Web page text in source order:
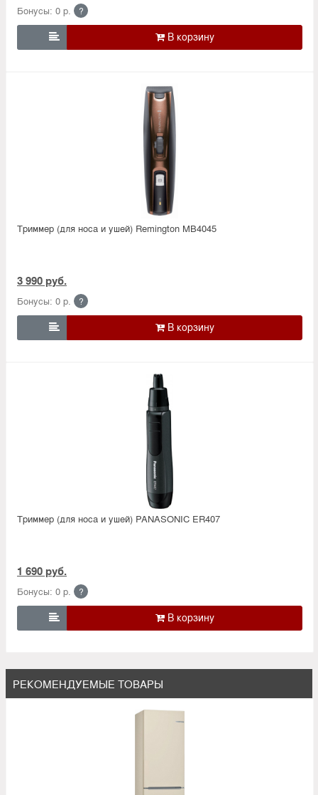
Бонусы: 0 р. ?

Триммер (для носа и ушей) Remington MB4045
3 990 руб.
Бонусы: 0 р. ?

Триммер (для носа и ушей) PANASONIC ER407
1 690 руб.
Бонусы: 0 р. ?

РЕКОМЕНДУЕМЫЕ ТОВАРЫ